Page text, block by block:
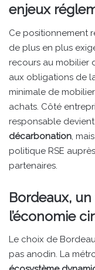
enjeux
Ce positionnement
de plus en plus
recours au mobilier
aux obligations de
minimale de
achats. Côté
responsable
décarbonation,
politique RSE
partenaires.
Bordeaux,
l’économie
Le choix de
pas anodin. La